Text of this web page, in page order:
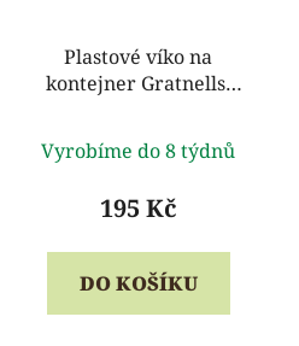
Plastové víko na
kontejner Gratnells,
hodnocení
produktu
5,0
z
Vyrobíme do 8 týdnů
195 Kč
DO KOŠÍKU